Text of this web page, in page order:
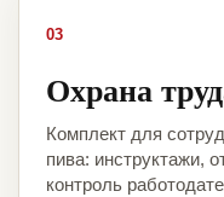
03
Охрана
Комплект для
пива: инструктажи,
контроль